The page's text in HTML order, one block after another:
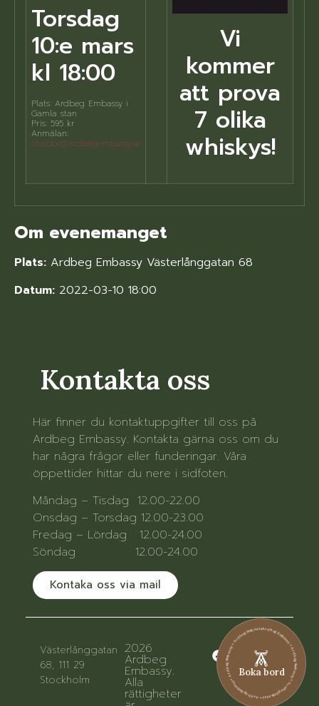
Torsdag
10:e mars
kl 18:00
Plats: Ardbeg Embassy i
Gamla stan
Pris: 595 kr
Anmälan:
chabbe@ardbegembassy.se
Vi
kommer
att prova
7 olika
whiskys!
Om evenemanget
Plats: Ardbeg Embassy Västerlånggatan 68
Datum: 2022-03-10 18:00
Ardbeg Embassy • Ardbeg Embassy • Ardbeg Embassy • Ardbeg Embassy • Ardbeg Embassy • Ardbeg Embassy
Boka bord
Kontakta oss
Här finner du kontaktuppgifter till oss på
Ardbeg Embassy. Kontakta gärna oss om du
har några frågor eller funderingar. Våra
öppettider hittar du nere i sidfoten.
Måndag – Tisdag 12.00-22.00
Onsdag – Torsdag 12.00-23.00
Fredag – Lördag 12.00-24.00
Söndag 12.00-24.00
Kontaka oss via mail
Västerlånggatan
68, 111 29
Stockholm
2026
Ardbeg
Embassy.
Alla
rättigheter